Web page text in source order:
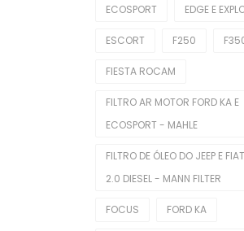
Cabos De Velas
Corpo De Borboleta
Correias Dentadas
Correias Poly V
ECOSPORT EDGE E
ESCORT F250
FIESTA ROCAM
FILTRO AR MOTOR FORD KA E
ECOSPORT - MAHLE
FILTRO DE ÓLEO DO JEEP E
2.0 DIESEL - MANN FILTER
FOCUS FORD KA